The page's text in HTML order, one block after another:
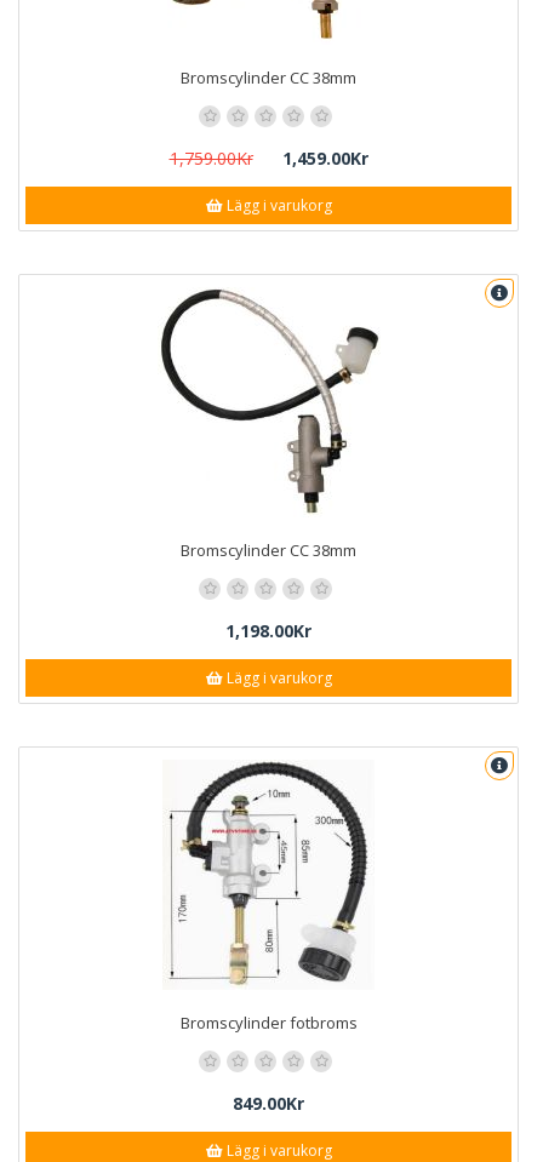
Bromscylinder CC 38mm
1,759.00Kr 1,459.00Kr
Lägg i varukorg
Bromscylinder CC 38mm
1,198.00Kr
Lägg i varukorg
Bromscylinder fotbroms
849.00Kr
Lägg i varukorg